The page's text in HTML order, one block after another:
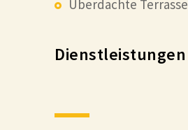
Überdachte Terrasse
Dienstleistungen